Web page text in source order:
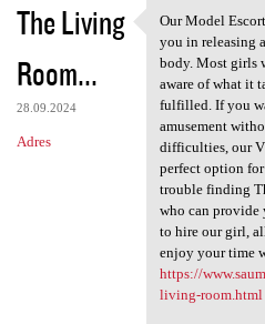
The Living
Room...
28.09.2024
Adres
Our Model
Our Model
you in releasing
body. Most girls
aware of what it
fulfilled. If you
amusement
difficulties, our
perfect option
trouble finding
who can provide
to hire our girl,
enjoy your time
https://
living-room.html